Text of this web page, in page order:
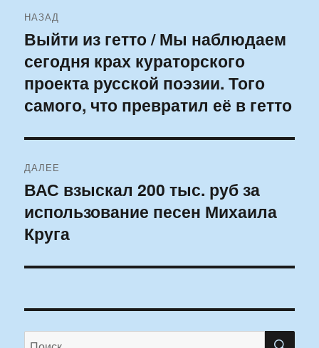
по
записям
НАЗАД
Предыдущая
запись:
Выйти из гетто / Мы наблюдаем
сегодня крах кураторского
проекта русской поэзии. Того
самого, что превратил её в гетто
ДАЛЕЕ
Следующая
запись:
ВАС взыскал 200 тыс. руб за
использование песен Михаила
Круга
Искать: